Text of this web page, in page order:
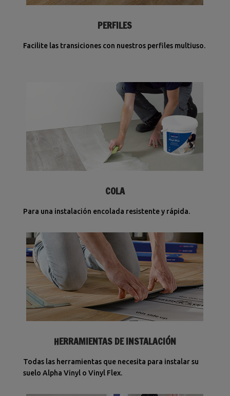
PERFILES
Facilite las transiciones con nuestros perfiles multiuso.
COLA
Para una instalación encolada resistente y rápida.
HERRAMIENTAS DE INSTALACIÓN
Todas las herramientas que necesita para instalar su
suelo Alpha Vinyl o Vinyl Flex.